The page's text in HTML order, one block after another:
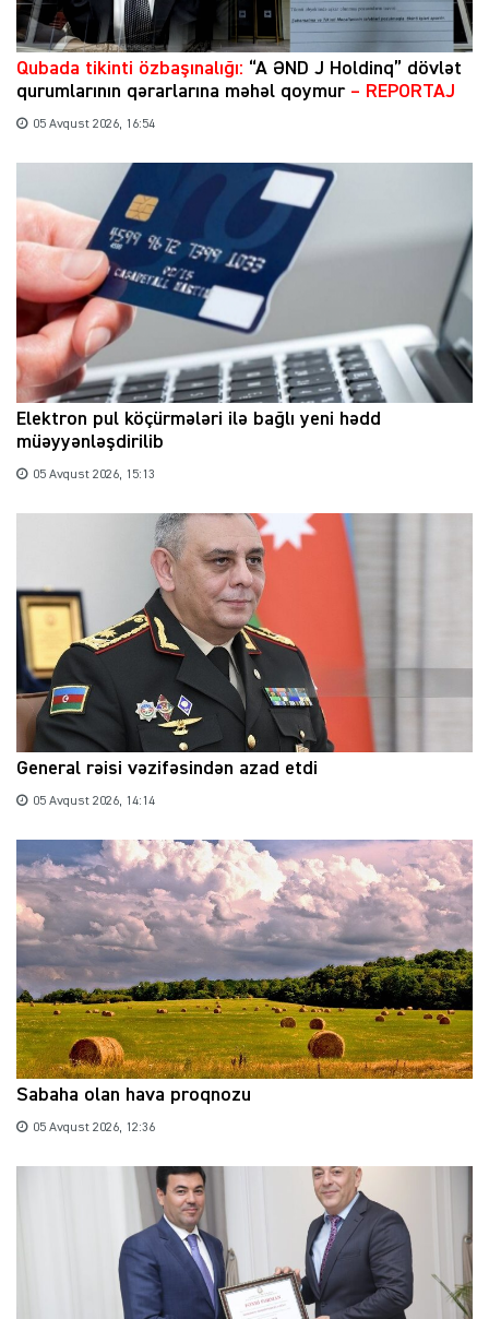
Qubada tikinti özbaşınalığı: “A ƏND J Holdinq” dövlət
qurumlarının qərarlarına məhəl qoymur – REPORTAJ
05 Avqust 2026, 16:54
Elektron pul köçürmələri ilə bağlı yeni hədd
müəyyənləşdirilib
05 Avqust 2026, 15:13
General rəisi vəzifəsindən azad etdi
05 Avqust 2026, 14:14
Sabaha olan hava proqnozu
05 Avqust 2026, 12:36